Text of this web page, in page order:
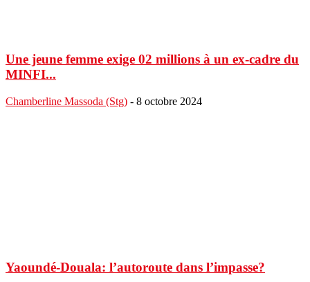
Une jeune femme exige 02 millions à un ex-cadre du
MINFI...
Chamberline Massoda (Stg) - 8 octobre 2024
Yaoundé-Douala: l’autoroute dans l’impasse?